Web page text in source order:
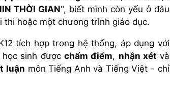
THỜI GIAN", biết mình còn yếu ở đâu
thi hoặc một chương trình giáo dục.
tích hợp trong hệ thống, áp dụng với
sinh được chấm điểm, nhận xét và
luận môn Tiếng Anh và Tiếng Việt - chỉ